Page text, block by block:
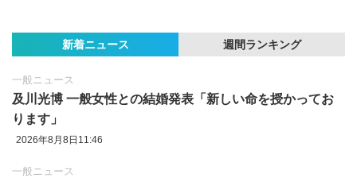
新着ニュース 週間ランキング
一般ニュース
及川光博 一般女性との結婚発表「新しい命を授かってお
ります」
2026年8月8日11:46
一般ニュース